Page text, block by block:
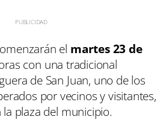
el martes 23 de
con una tradicional
de San Juan, uno de los
por vecinos y visitantes,
plaza del municipio.